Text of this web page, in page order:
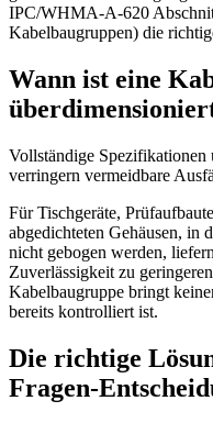
IPC/WHMA-A-620
Kabelbaugruppen) die
Wann ist eine
Vollständige Spezifikationen
verringern vermeidbare
Für Tischgeräte,
abgedichteten Gehäusen, in
nicht gebogen werden,
Zuverlässigkeit zu
Kabelbaugruppe bringt
bereits kontrolliert ist.
Die richtige
Fragen-